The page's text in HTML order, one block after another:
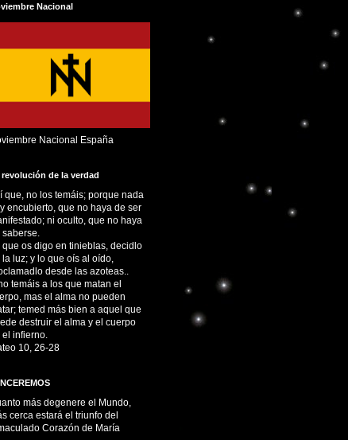
Nacional
Nacional España
revolución de la verdad
que, no los temáis; porque nada
encubierto, que no haya de ser
ni oculto, que no haya
saberse.
que os digo en tinieblas, decidlo
la luz; y lo que oís al oído,
desde las azoteas..
temáis a los que matan el
mas el alma no pueden
temed más bien a aquel que
destruir el alma y el cuerpo
el infierno.
10, 26-28
más degenere el Mundo,
cerca estará el triunfo del
Corazón de María